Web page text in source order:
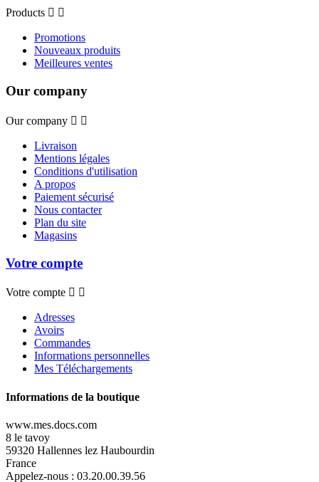
Products  
Promotions
Nouveaux produits
Meilleures ventes
Our company
Our company  
Livraison
Mentions légales
Conditions d'utilisation
A propos
Paiement sécurisé
Nous contacter
Plan du site
Magasins
Votre compte
Votre compte  
Adresses
Avoirs
Commandes
Informations personnelles
Mes Téléchargements
Informations de la boutique
www.mes.docs.com
8 le tavoy
59320 Hallennes lez Haubourdin
France
Appelez-nous : 03.20.00.39.56